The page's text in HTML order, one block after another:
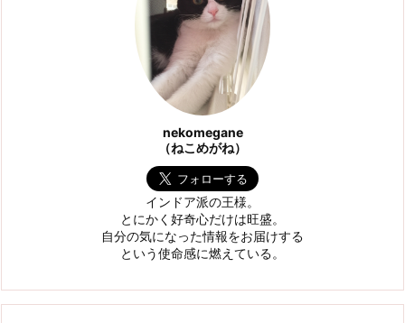
nekomegane
（ねこめがね）
インドア派の王様。
とにかく好奇心だけは旺盛。
自分の気になった情報をお届けする
という使命感に燃えている。